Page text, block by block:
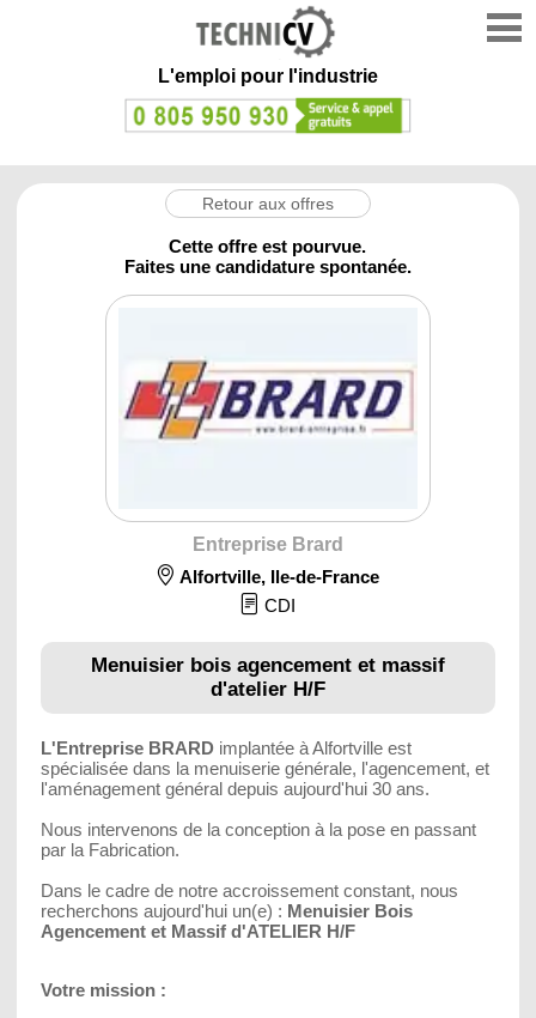
L'emploi pour l'industrie
Retour aux offres
Cette offre est pourvue.
Faites une candidature spontanée.
Entreprise Brard
Alfortville, Ile-de-France
CDI
Menuisier bois agencement et massif
d'atelier H/F
L'Entreprise BRARDimplantée à Alfortville est
spécialisée dans la menuiserie générale, l'agencement, et
l'aménagement général depuis aujourd'hui 30 ans.
Nous intervenons de la conception à la pose en passant
par la Fabrication.
Dans le cadre de notre accroissement constant, nous
recherchons aujourd'hui un(e) : Menuisier Bois
Agencement et Massif d'ATELIER H/F
Votre mission :